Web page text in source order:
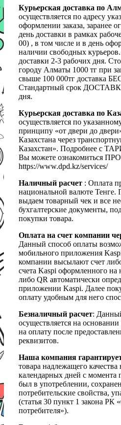
Курьерская доставка по
осуществляется по адресу
оформлении заказа, заранее
день доставки в рамках
00) , в том числе и в день
наличии свободных
доставки 2-3 рабочих дня.
городу Алматы 1000 тг при
свыше 100 000тг доставка
Стандартный срок
дня.
Курьерская доставка по
осуществляется по
принципу «от двери до
Казахстана через
Казахстан». Подробнее с
Вы можете ознакомиться
https://www.dpd.kz/services/
Наличный расчет : Оплата
национальной валюте
выдаем товарный чек и все
бухгалтерские документы,
покупки товара.
Оплата на счет компании
Данный способ оплаты
мобильного приложения
компании высылают счет
счета Kaspi оформленного
либо QR автоматически
приложении Kaspi. Далее
оплату удобным для него
Безналичный расчет:
осуществляется на
на оплату после
реквизитов.
Наша компания
товара надлежащего качества
календарных дней с момента
был в употреблении,
потребительские свойства,
(статья 30 пункт 1 закона РК
потребителя»).